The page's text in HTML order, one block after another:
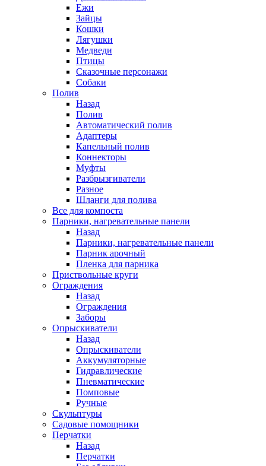
Ежи
Зайцы
Кошки
Лягушки
Медведи
Птицы
Сказочные персонажи
Собаки
Полив
Назад
Полив
Автоматический полив
Адаптеры
Капельный полив
Коннекторы
Муфты
Разбрызгиватели
Разное
Шланги для полива
Все для компоста
Парники, нагревательные панели
Назад
Парники, нагревательные панели
Парник арочный
Пленка для парника
Приствольные круги
Ограждения
Назад
Ограждения
Заборы
Опрыскиватели
Назад
Опрыскиватели
Аккумуляторные
Гидравлические
Пневматические
Помповые
Ручные
Скульптуры
Садовые помощники
Перчатки
Назад
Перчатки